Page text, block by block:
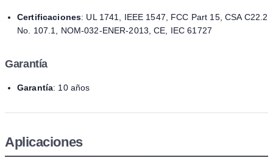
Certificaciones: UL 1741, IEEE 1547, FCC Part 15, CSA C22.2
No. 107.1, NOM-032-ENER-2013, CE, IEC 61727
Garantía
Garantía: 10 años
Aplicaciones